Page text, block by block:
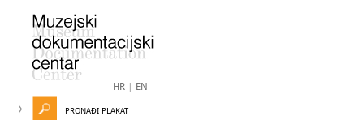
HR| EN
PRONAĐI PLAKAT